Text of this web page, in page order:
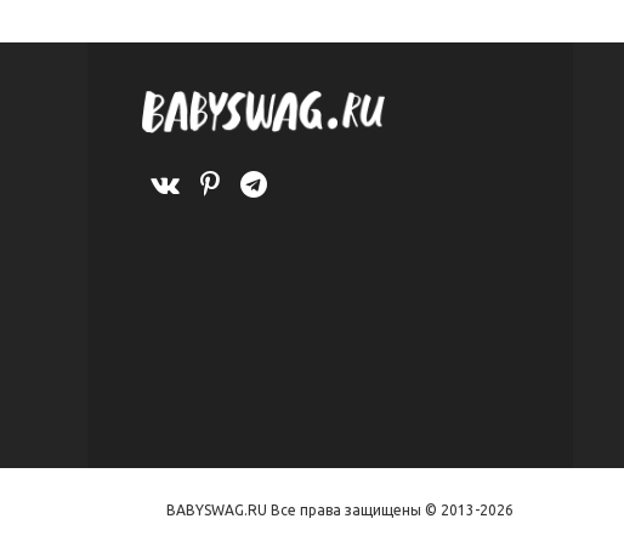
BABYSWAG.RU Все права защищены © 2013-2026